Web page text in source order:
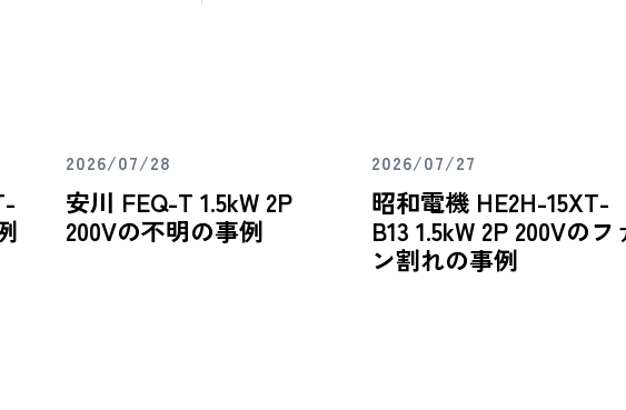
2026/07/28
安川 FEQ-T 1.5kW 2P
200Vの不明の事例
2026/07/27
昭和電機 HE2H-15XT-
B13 1.5kW 2P 200Vのフ
ン割れの事例